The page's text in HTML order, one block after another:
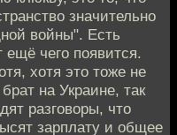
значительно
войны". Есть
ещё чего появится.
хотя это тоже не
на Украине, так
разговоры, что
зарплату и общее